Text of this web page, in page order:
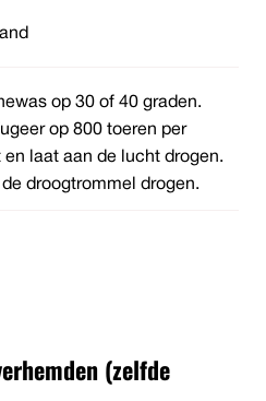
op 30 of 40 graden.
op 800 toeren per
en laat aan de lucht drogen.
de droogtrommel drogen.
(zelfde